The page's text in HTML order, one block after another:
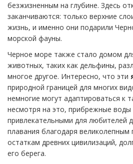
безжизненным на глубине. Здесь
заканчиваются: только верхние
жизнь, и именно они подарили
морской фауны.
Черное море также стало домом
животных, таких как дельфины,
многое другое. Интересно, что эти
природной границей для многих
немногие могут адаптироваться к
несмотря на это, прибрежные воды
привлекательными для любителей
плавания благодаря
остаткам древних цивилизаций,
его берега.